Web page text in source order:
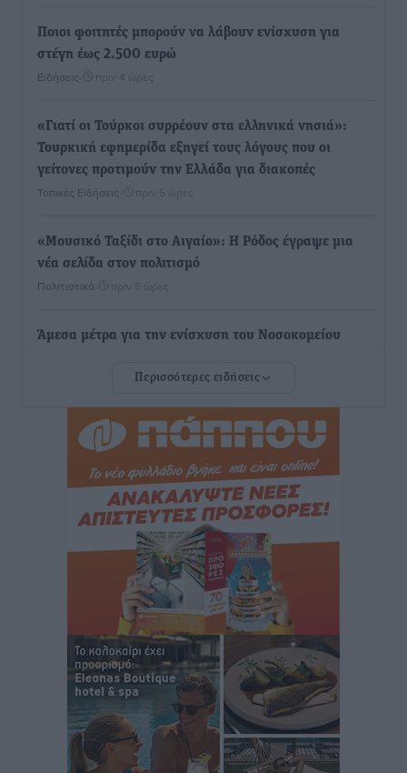
Ποιοι φοιτητές μπορούν να λάβουν ενίσχυση για
στέγη έως 2.500 ευρώ
Ειδήσεις πριν 4 ώρες
«Γιατί οι Τούρκοι συρρέουν στα ελληνικά νησιά»:
Τουρκική εφημερίδα εξηγεί τους λόγους που οι
γείτονες προτιμούν την Ελλάδα για διακοπές
Τοπικές Ειδήσεις πριν 5 ώρες
«Μουσικό Ταξίδι στο Αιγαίο»: Η Ρόδος έγραψε μια
νέα σελίδα στον πολιτισμό
Πολιτιστικά πριν 5 ώρες
Άμεσα μέτρα για την ενίσχυση του Νοσοκομείου
ανακοίνωσε ο Άδωνις Γεωργιάδης
Iατρικός Σύλλογος Ροδου προς Α. Γεωργιάδη:
Στρατηγικές Προτάσεις για την Ενίσχυση της
Δημόσιας Υγείας στη Νησιωτική Ελλάδα και στα
Νοσοκομεία της Γ΄ Ζώνης
πριν 5 ώρες
Πάνθηρες: Ξεκίνησαν αισιόδοξοι για την παρθενική
Αθλητικά• πριν 6 ώρες
Άρης Αρχαγγέλου: Στο πλευρό του άτυχου Ιάκωβου
Αθλητικά• πριν 6 ώρες
Περισσότερες ειδήσεις